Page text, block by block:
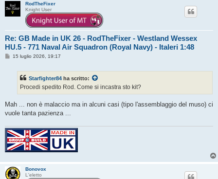
RodTheFixer
Knight User
Re: GB Made in UK 26 - RodTheFixer - Westland Wessex
HU.5 - 771 Naval Air Squadron (Royal Navy) - Italeri 1:48
M
o
15 luglio 2026, 19:17
Starfighter84 ha scritto:
Procedi spedito Rod. Come si incastra sto kit?
Mah ... non è malaccio ma in alcuni casi (tipo l'assemblaggio del muso) ci
vuole tanta pazienza ...
Bonovox
L'eletto